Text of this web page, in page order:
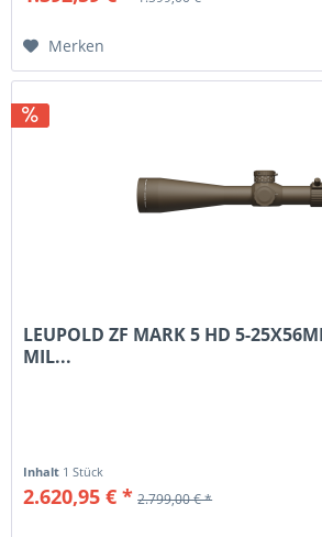
Merken
LEUPOLD ZF MARK 5 HD 5-
MIL...
Inhalt 1 Stück
2.620,95 € * 2.799,00 € *